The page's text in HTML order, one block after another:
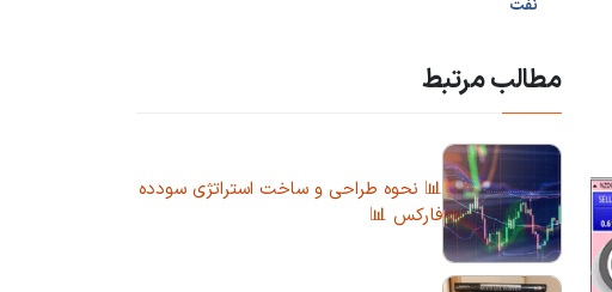
نفت
مطالب مرتبط
📊 نحوه طراحی و ساخت استراتژی سودده
فارکس 📊